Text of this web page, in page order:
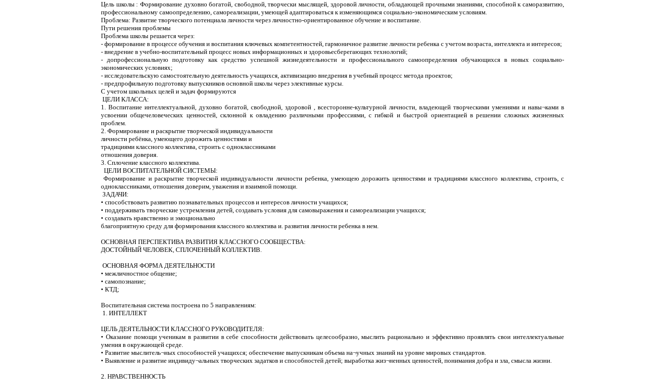
Цель школы : Формирование духовно богатой, свободной, творчески мыслящей, здоровой личности, обладающей прочными знаниями, способной к саморазвитию,
профессиональному самоопределению, самореализации, умеющей адаптироваться к изменяющимся социально-экономическим условиям.
Проблема: Развитие творческого потенциала личности через личностно-ориентированное обучение и воспитание.
Пути решения проблемы
Проблема школы решается через:
- формирование в процессе обучения и воспитания ключевых компетентностей, гармоничное развитие личности ребенка с учетом возраста, интеллекта и интересов;
- внедрение в учебно-воспитательный процесс новых информационных и здоровьесберегающих технологий;
- допрофессиональную подготовку как средство успешной жизнедеятельности и профессионального самоопределения обучающихся в новых социально-
экономических условиях;
- исследовательскую самостоятельную деятельность учащихся, активизацию внедрения в учебный процесс метода проектов;
- предпрофильную подготовку выпускников основной школы через элективные курсы.
С учетом школьных целей и задач формируются
ЦЕЛИ КЛАССА:
1. Воспитание интеллектуальной, духовно богатой, свободной, здоровой , всесторонне-культурной личности, владеющей творческими умениями и навы¬ками в
усвоении общечеловеческих ценностей, склонной к овладению различными профессиями, с гибкой и быстрой ориентацией в решении сложных жизненных
проблем.
2. Формирование и раскрытие творческой индивидуальности
личности ребёнка, умеющего дорожить ценностями и
традициями классного коллектива, строить с одноклассниками
отношения доверия.
3. Сплочение классного коллектива.
ЦЕЛИ ВОСПИТАТЕЛЬНОЙ СИСТЕМЫ:
Формирование и раскрытие творческой индивидуальности личности ребенка, умеющею дорожить ценностями и традициями классного коллектива, строить, с
одноклассниками, отношения доверим, уважения и взаимной помощи.
ЗАДАЧИ:
• способствовать развитию познавательных процессов и интересов личности учащихся;
• поддерживать творческие устремления детей, создавать условия для самовыражения и самореализации учащихся;
• создавать нравственно и эмоционально
благоприятную среду для формирования классного коллектива и. развития личности ребенка в нем.
ОСНОВНАЯ ПЕРСПЕКТИВА РАЗВИТИЯ КЛАССНОГО СООБЩЕСТВА:
ДОСТОЙНЫЙ ЧЕЛОВЕК, СПЛОЧЕННЫЙ КОЛЛЕКТИВ.
ОСНОВНАЯ ФОРМА ДЕЯТЕЛЬНОСТИ
• межличностное общение;
• самопознание;
• КТД;
Воспитательная система построена по 5 направлениям:
1. ИНТЕЛЛЕКТ
ЦЕЛЬ ДЕЯТЕЛЬНОСТИ КЛАССНОГО РУКОВОДИТЕЛЯ:
• Оказание помощи ученикам в развитии в себе способности действовать целесообразно, мыслить рационально и эффективно проявлять свои интеллектуальные
умения в окружающей среде.
• Развитие мыслитель¬ных способностей учащихся; обеспечение выпускникам объема на¬учных знаний на уровне мировых стандартов.
• Выявление и развитие индивиду¬альных творческих задатков и способностей детей; выработка жиз¬ненных ценностей, понимания добра и зла, смысла жизни.
2. НРАВСТВЕННОСТЬ